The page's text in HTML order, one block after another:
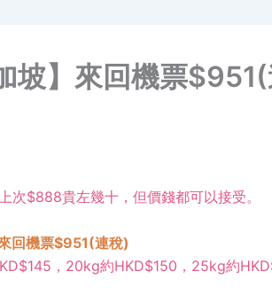
坡】來回機票
次$888貴左幾十，但價錢都可以接受。
回機票$951(連稅)
，20kg約HKD$150，25kg約